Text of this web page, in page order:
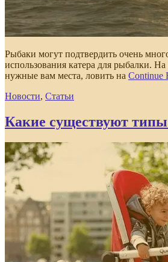
Рыбаки могут подтвердить очень
использования катера для рыбалки. На
нужные вам места, ловить на Continue
Новости, Статьи
Какие существуют типы